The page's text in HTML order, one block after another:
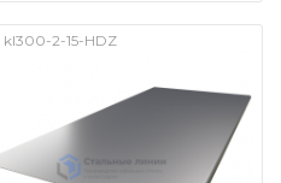
kl300-2-15-HDZ